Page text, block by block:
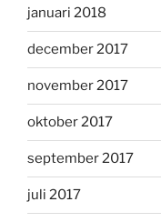
januari 2018
december 2017
november 2017
oktober 2017
september 2017
juli 2017